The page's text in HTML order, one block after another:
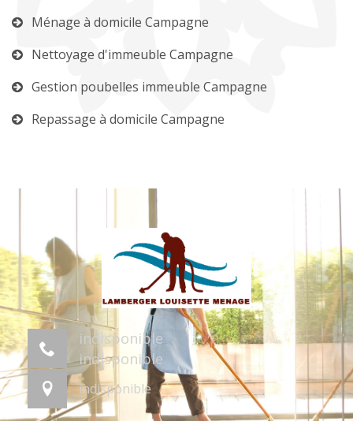
Ménage à domicile Campagne
Nettoyage d'immeuble Campagne
Gestion poubelles immeuble Campagne
Repassage à domicile Campagne
indisponible
indisponible
indisponible